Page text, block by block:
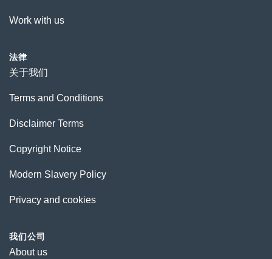
Work with us
法律
关于我们
Terms and Conditions
Disclaimer Terms
Copyright Notice
Modern Slavery Policy
Privacy and cookies
我们公司
About us